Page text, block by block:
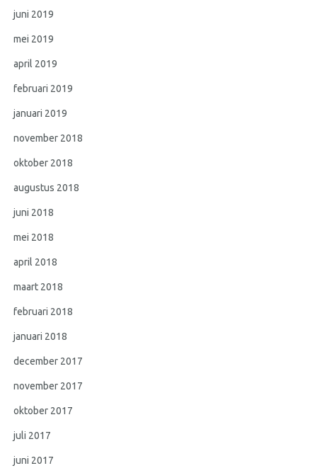
juni 2019
mei 2019
april 2019
februari 2019
januari 2019
november 2018
oktober 2018
augustus 2018
juni 2018
mei 2018
april 2018
maart 2018
februari 2018
januari 2018
december 2017
november 2017
oktober 2017
juli 2017
juni 2017